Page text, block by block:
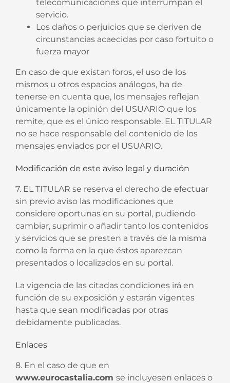
telecomunicaciones que interrumpan el
servicio.
Los daños o perjuicios que se deriven de
circunstancias acaecidas por caso fortuito o
fuerza mayor
En caso de que existan foros, el uso de los
mismos u otros espacios análogos, ha de
tenerse en cuenta que, los mensajes reflejan
únicamente la opinión del USUARIO que los
remite, que es el único responsable. EL TITULAR
no se hace responsable del contenido de los
mensajes enviados por el USUARIO.
Modificación de este aviso legal y duración
7. EL TITULAR se reserva el derecho de efectuar
sin previo aviso las modificaciones que
considere oportunas en su portal, pudiendo
cambiar, suprimir o añadir tanto los contenidos
y servicios que se presten a través de la misma
como la forma en la que éstos aparezcan
presentados o localizados en su portal.
La vigencia de las citadas condiciones irá en
función de su exposición y estarán vigentes
hasta que sean modificadas por otras
debidamente publicadas.
Enlaces
8. En el caso de que en
www.eurocastalia.com se incluyesen enlaces o